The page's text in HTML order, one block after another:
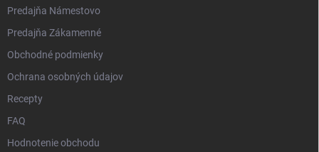
Predajňa Námestovo
Predajňa Zákamenné
Obchodné podmienky
Ochrana osobných údajov
Recepty
FAQ
Hodnotenie obchodu